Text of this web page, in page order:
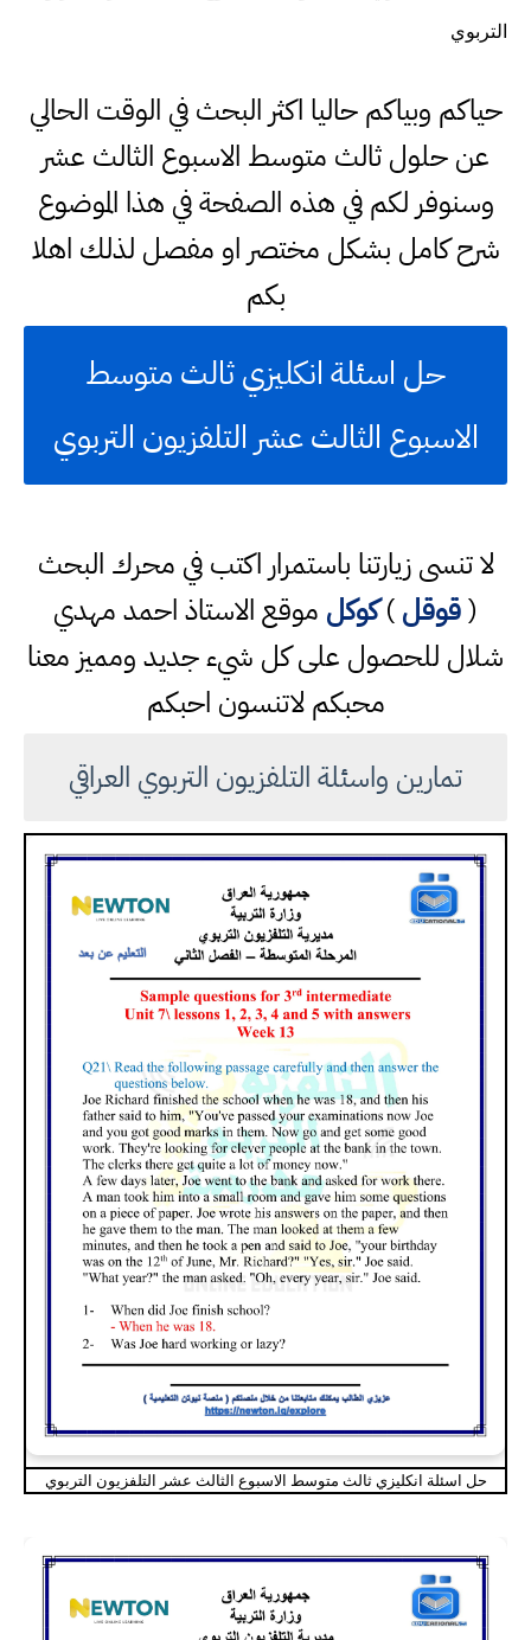
التربوي
حياكم وبياكم حاليا اكثر البحث في الوقت الحالي
عن حلول ثالث متوسط الاسبوع الثالث عشر
وسنوفر لكم في هذه الصفحة في هذا الموضوع
شرح كامل بشكل مختصر او مفصل لذلك اهلا
بكم
حل اسئلة انكليزي ثالث متوسط
الاسبوع الثالث عشر التلفزيون التربوي
لا تنسى زيارتنا باستمرار اكتب في محرك البحث
(قوقل)كوكل موقع الاستاذ احمد مهدي
شلال للحصول على كل شيء جديد ومميز معنا
محبكم لاتنسون احبكم
تمارين واسئلة التلفزيون التربوي العراقي
حل اسئلة انكليزي ثالث متوسط الاسبوع الثالث عشر التلفزيون التربوي